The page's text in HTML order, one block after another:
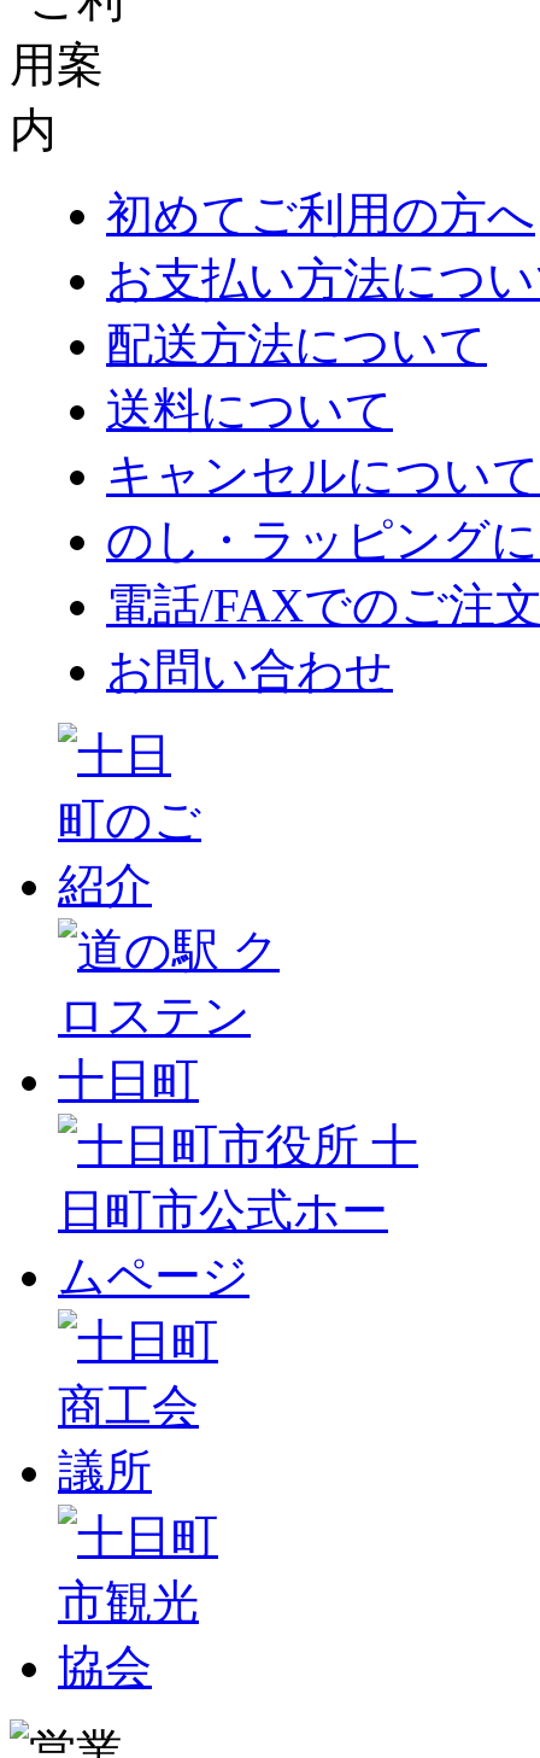
初めてご利用の方へ
お支払い方法につ
配送方法について
送料について
キャンセルについて
のし・ラッピング
電話/FAXでのご注
お問い合わせ